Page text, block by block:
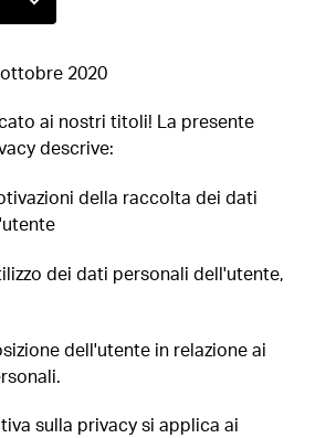
2020
ai nostri titoli! La presente
descrive:
della raccolta dei dati
dei dati personali dell'utente,
dell'utente in relazione ai
sulla privacy si applica ai